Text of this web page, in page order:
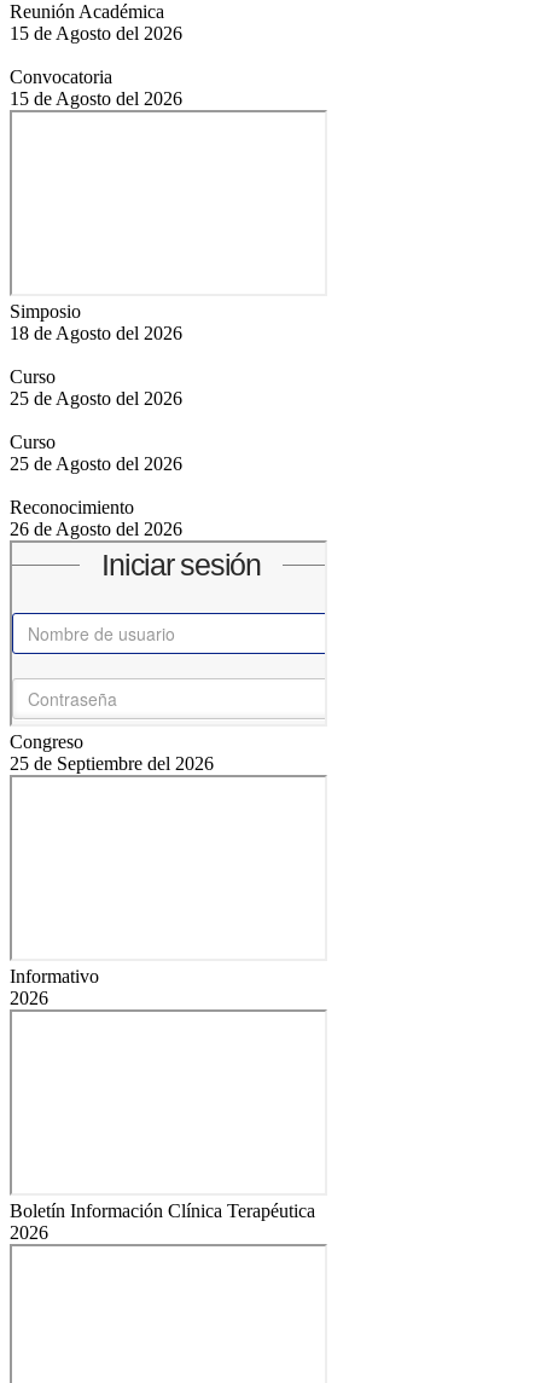
Reunión Académica
15 de Agosto del 2026
Convocatoria
15 de Agosto del 2026
Simposio
18 de Agosto del 2026
Curso
25 de Agosto del 2026
Curso
25 de Agosto del 2026
Reconocimiento
26 de Agosto del 2026
Congreso
25 de Septiembre del 2026
Informativo
2026
Boletín Información Clínica Terapéutica
2026